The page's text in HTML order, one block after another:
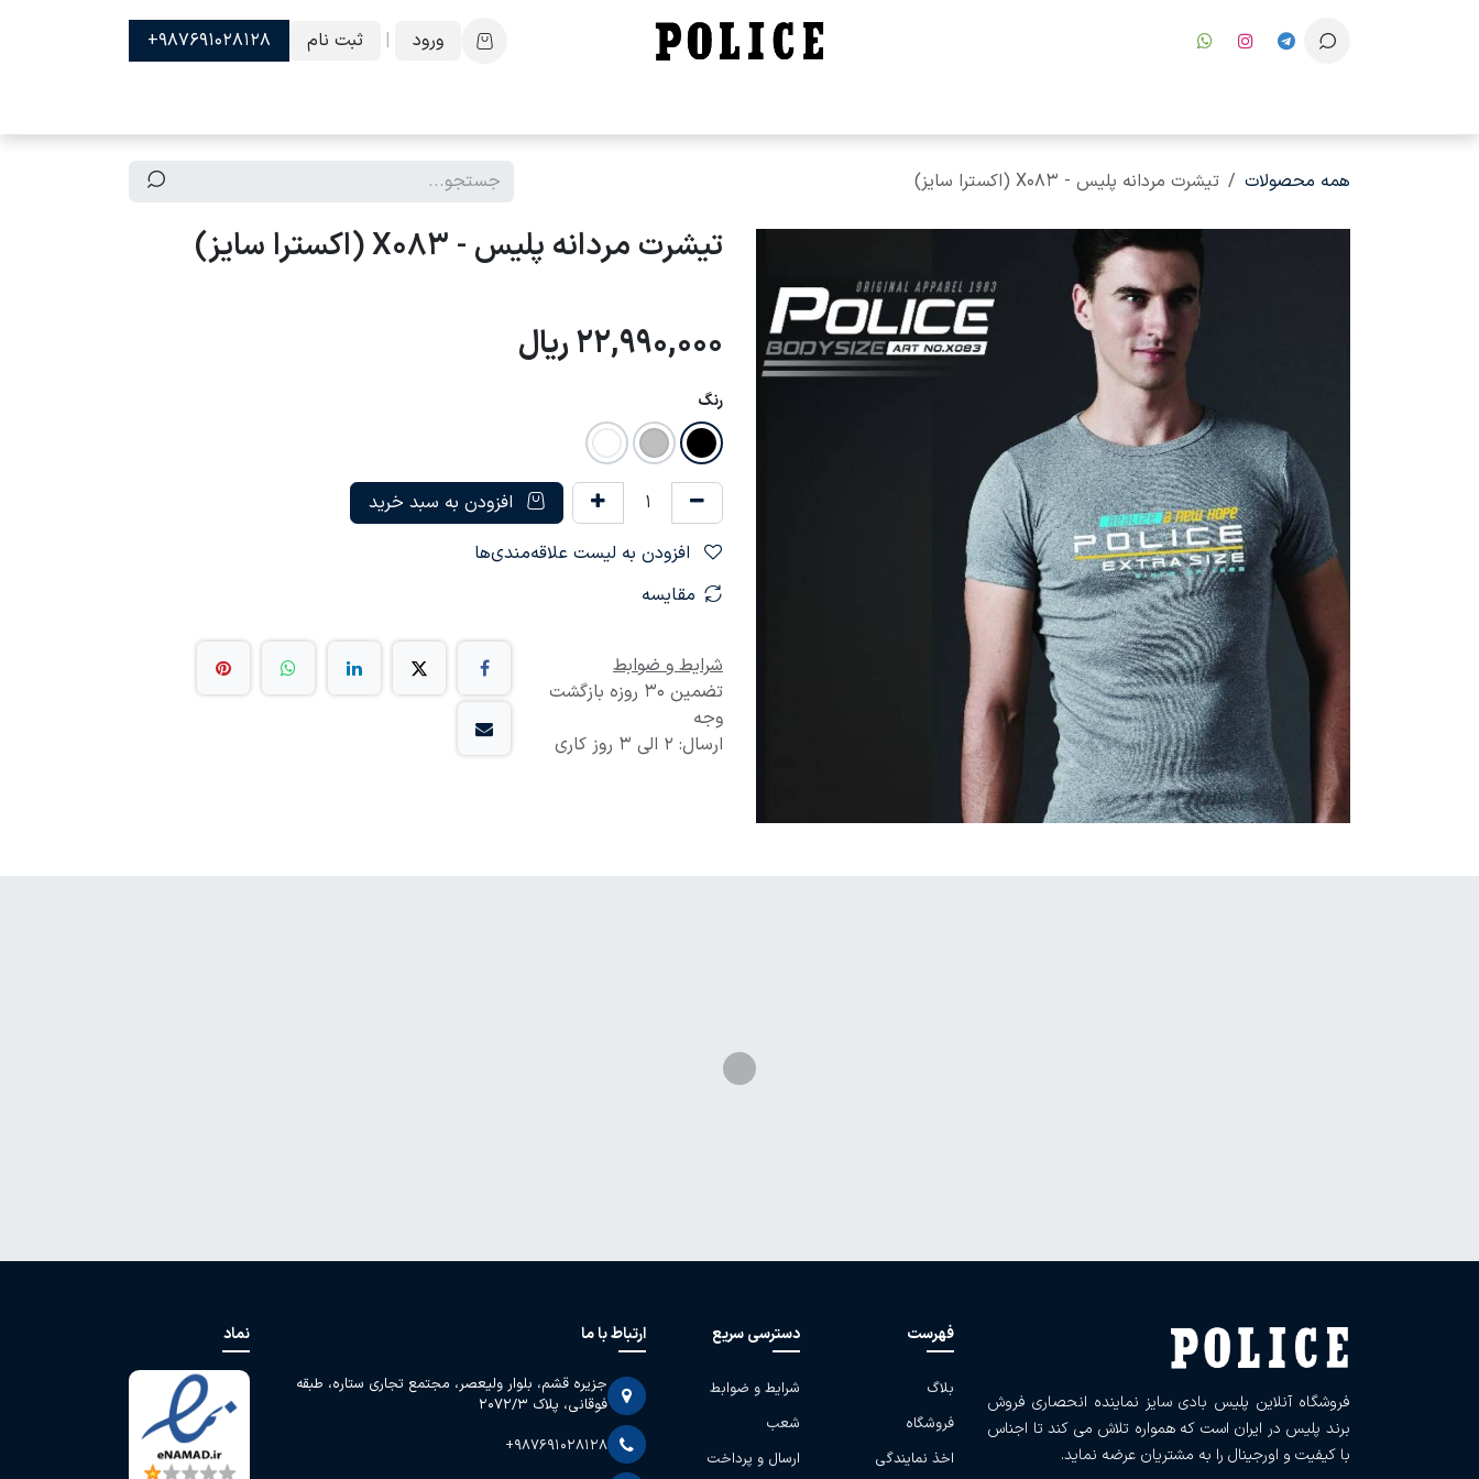
ورود
| ثبت نام 987691028128+
همه محصولات تیشرت مردانه پلیس - X083 (اکسترا سایز)
تیشرت مردانه پلیس - X083 (اکسترا سایز)
22,990,000ریال
رنگ
افزودن به سبد خرید
مقایسه
شرایط و ضوابط
تضمین 30 روزه بازگشت
وجه
ارسال: 2 الی 3 روز کاری
فروشگاه آنلاین پلیس بادی سایز نماینده انحصاری فروش
برند پلیس در ایران است که همواره تلاش می کند تا اجناس
با کیفیت و اورجینال را به مشتریان عرضه نماید.
فهرست
بلاگ
فروشگاه
اخذ نمایندگی
دسترسی سریع
شرایط و ضوابط
شعب
ارسال و پرداخت
ارتباط با ما
جزیره قشم، بلوار ولیعصر، مجتمع تجاری ستاره، طبقه
فوقانی، پلاک 2072/3
+987691028128
نماد